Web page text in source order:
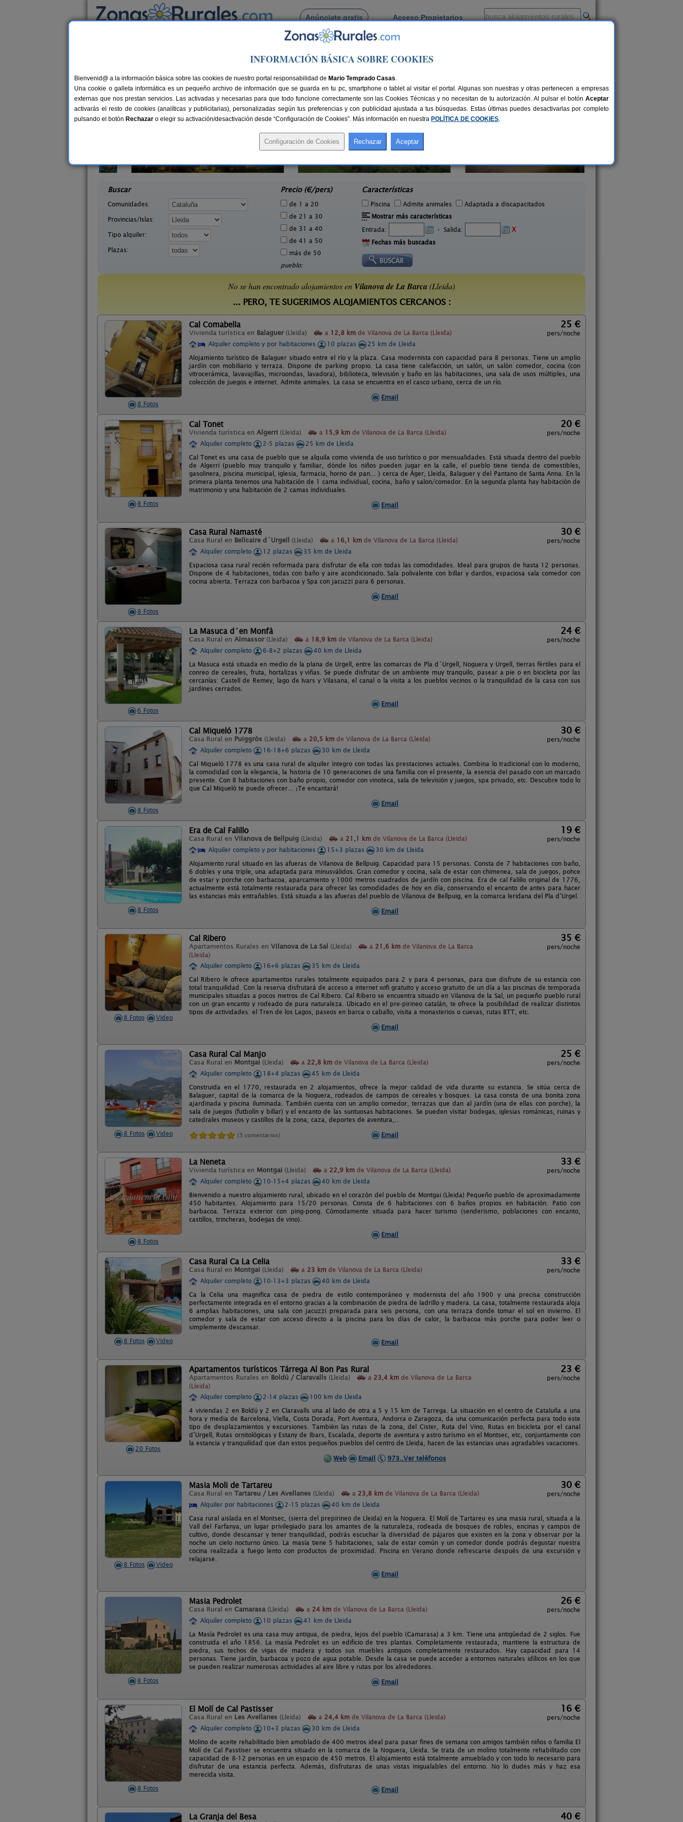
Anúnciate gratis Acceso Propietarios
Busca por pueblo
> Vilanova de La Barca
Casas Rurales cerca de Vilanova de La Barca
25 €
Masia Mas d´en Bosch
Buscar
Comunidades:
Provincias/Islas:
Tipo alquiler:
Plazas:
Precio (€/pers)
de 1 a 20
de 21 a 30
de 31 a 40
de 41 a 50
más de 50
pueblo:
Características
Piscina Admite animales
Adaptada a discapacitados
Mostrar más características
Entrada:
- Salida:
X
Fechas más buscadas
No se han encontrado alojamientos en Vilanova de La Barca (Lleida)
... PERO, TE SUGERIMOS ALOJAMIENTOS CERCANOS :
8 Fotos
Cal Comabella
Vivienda turística en Balaguer (Lleida) a 12,8 km de Vilanova de La Barca (Lleida)
25 €
pers/noche
Alquiler completo y por habitaciones
10 plazas
25 km de Lleida
Alojamiento turístico de Balaguer situado entre el río y la plaza. Casa modernista con capacidad para 8 personas. Tiene un amplio
jardín con mobiliario y terraza. Dispone de parking propio. La casa tiene calefacción, un salón, un salón comedor, cocina (con
vitrocerámica, lavavajillas, microondas, lavadora), biblioteca, televisión y baño en las habitaciones, una sala de usos múltiples, una
colección de juegos e internet. Admite animales. La casa se encuentra en el casco urbano, cerca de un río.
Email
8 Fotos
Cal Tonet
Vivienda turística en Algerri (Lleida) a 15,9 km de Vilanova de La Barca (Lleida)
20 €
pers/noche
Alquiler completo
2-5 plazas
25 km de Lleida
Cal Tonet es una casa de pueblo que se alquila como vivienda de uso turístico o por mensualidades. Está situada dentro del pueblo
de Algerri (pueblo muy tranquilo y familiar, dónde los niños pueden jugar en la calle, el pueblo tiene tienda de comestibles,
gasolinera, piscina municipal, iglesia, farmacia, horno de pan... ) cerca de Áger, Lleida, Balaguer y del Pantano de Santa Anna. En la
primera planta tenemos una habitación de 1 cama individual, cocina, baño y salon/comedor. En la segunda planta hay habitación de
matrimonio y una habitación de 2 camas individuales.
Email
8 Fotos
Casa Rural Namasté
Casa Rural en Bellcaire d´Urgell (Lleida) a 16,1 km de Vilanova de La Barca (Lleida)
30 €
pers/noche
Alquiler completo
12 plazas
35 km de Lleida
Espaciosa casa rural recién reformada para disfrutar de ella con todas las comodidades. Ideal para grupos de hasta 12 personas.
Dispone de 4 habitaciones, todas con baño y aire acondicionado. Sala polivalente con billar y dardos, espaciosa sala comedor con
cocina abierta. Terraza con barbacoa y Spa con jacuzzi para 6 personas.
Email
6 Fotos
La Masuca d´en Monfà
Casa Rural en Almassor (Lleida) a 18,9 km de Vilanova de La Barca (Lleida)
24 €
pers/noche
Alquiler completo
6-8+2 plazas
40 km de Lleida
La Masuca está situada en medio de la plana de Urgell, entre las comarcas de Pla d´Urgell, Noguera y Urgell, tierras fértiles para el
conreo de cereales, fruta, hortalizas y viñas. Se puede disfrutar de un ambiente muy tranquilo, pasear a pie o en bicicleta por las
cercanías: Castell de Remey, lago de Ivars y Vilasana, el canal o la visita a los pueblos vecinos o la tranquilidad de la casa con sus
jardines cerrados.
Email
8 Fotos
Cal Miqueló 1778
Casa Rural en Puiggròs (Lleida) a 20,5 km de Vilanova de La Barca (Lleida)
30 €
pers/noche
Alquiler completo
16-18+6 plazas
30 km de Lleida
Cal Miqueló 1778 es una casa rural de alquiler íntegro con todas las prestaciones actuales. Combina lo tradicional con lo moderno,
la comodidad con la elegancia, la historia de 10 generaciones de una familia con el presente, la esencia del pasado con un marcado
presente. Con 8 habitaciones con baño propio, comedor con vinoteca, sala de televisión y juegos, spa privado, etc. Descubre todo lo
que Cal Miqueló te puede ofrecer… ¡Te encantará!
Email
8 Fotos
Era de Cal Falillo
Casa Rural en Vilanova de Bellpuig (Lleida) a 21,1 km de Vilanova de La Barca (Lleida)
19 €
pers/noche
Alquiler completo y por habitaciones
15+3 plazas
30 km de Lleida
Alojamiento rural situado en las afueras de Vilanova de Bellpuig. Capacidad para 15 personas. Consta de 7 habitaciones con baño,
6 dobles y una triple, una adaptada para minusválidos. Gran comedor y cocina, sala de estar con chimenea, sala de juegos, pohce
de estar y porche con barbacoa, aparcamiento y 1000 metros cuadrados de jardín con piscina. Era de cal Falillo original de 1776,
actualmente está totalmente restaurada para ofrecer las comodidades de hoy en día, conservando el encanto de antes para hacer
las estancias más entrañables. Está situada a las afueras del pueblo de Vilanova de Bellpuig, en la comarca leridana del Pla d’Urgel.
Email
8 Fotos Video
Cal Ribero
Apartamentos Rurales en Vilanova de La Sal (Lleida) a 21,6 km de Vilanova de La Barca
(Lleida)
35 €
pers/noche
Alquiler completo 16+6 plazas
35 km de Lleida
Cal Ribero le ofrece apartamentos rurales totalmente equipados para 2 y para 4 personas, para que disfrute de su estancia con
total tranquilidad. Con la reserva disfrutará de acceso a internet wifi gratuito y acceso gratuito de un día a las piscinas de temporada
municipales situadas a pocos metros de Cal Ribero. Cal Ribero se encuentra situado en Vilanova de la Sal, un pequeño pueblo rural
con un gran encanto y rodeado de pura naturaleza. Ubicado en el pre-pirineo catalán, te ofrece la posibilidad de realizar distintos
tipos de actividades: el Tren de los Lagos, paseos en barca o caballo, visita a monasterios o cuevas, rutas BTT, etc.
Email
8 Fotos Video
Casa Rural Cal Manjo
Casa Rural en Montgai (Lleida) a 22,8 km de Vilanova de La Barca (Lleida)
25 €
pers/noche
Alquiler completo
18+4 plazas
45 km de Lleida
Construida en el 1770, restaurada en 2 alojamientos, ofrece la mejor calidad de vida durante su estancia. Se sitúa cerca de
Balaguer, capital de la comarca de la Noguera, rodeados de campos de cereales y bosques. La casa consta de una bonita zona
ajardinada y piscina iluminada. También cuenta con un amplio comedor, terrazas que dan al jardín (una de ellas con porche), la
sala de juegos (futbolín y billar) y el encanto de las suntuosas habitaciones. Se pueden visitar bodegas, iglesias románicas, ruinas y
catedrales museos y castillos de la zona, caza, deportes de aventura,..
(3 comentarios) Email
8 Fotos
La Neneta
Vivienda turística en Montgai (Lleida) a 22,9 km de Vilanova de La Barca (Lleida)
33 €
pers/noche
Alquiler completo
10-15+4 plazas
40 km de Lleida
Bienvenido a nuestro alojamiento rural, ubicado en el corazón del pueblo de Montgai (Lleida) Pequeño pueblo de aproximadamente
450 habitantes. Alojamiento para 15/20 personas. Consta de 6 habitaciones con 6 baños propios en habitación. Patio con
barbacoa. Terraza exterior con ping-pong. Cómodamente situada para hacer turismo (senderismo, poblaciones con encanto,
castillos, trincheras, bodegas de vino).
Email
8 Fotos Video
Casa Rural Ca La Celia
Casa Rural en Montgai (Lleida) a 23 km de Vilanova de La Barca (Lleida)
33 €
pers/noche
Alquiler completo
10-13+3 plazas
40 km de Lleida
Ca la Celia una magnifica casa de piedra de estilo contemporáneo y modernista del año 1900 y una precisa construcción
perfectamente integrada en el entorno gracias a la combinación de piedra de ladrillo y madera. La casa, totalmente restaurada aloja
6 amplias habitaciones, una sala con jacuzzi preparada para seis persona, con una terraza donde tomar el sol en invierno. El
comedor y sala de estar con acceso directo a la piscina para los días de calor, la barbacoa más porche para poder leer o
simplemente descansar.
Email
20 Fotos
Apartamentos turísticos Tárrega Al Bon Pas Rural
Apartamentos Rurales en Boldú / Claravalls (Lleida) a 23,4 km de Vilanova de La Barca
(Lleida)
23 €
pers/noche
Alquiler completo 2-14 plazas
100 km de Lleida
4 viviendas 2 en Boldú y 2 en Claravalls una al lado de otra a 5 y 15 km de Tarrega. La situación en el centro de Cataluña a una
hora y media de Barcelona, Viella, Costa Dorada, Port Aventura, Andorra o Zaragoza, da una comunicación perfecta para todo este
tipo de desplazamientos y excursiones. También las rutas de la zona, del Cister, Ruta del Vino, Rutas en bicicleta por el canal
d’Urgell, Rutas ornitológicas y Estany de Ibars, Escalada, deporte de aventura y astro turismo en el Montsec, etc, conjuntamente con
la estancia y tranquilidad que dan estos pequeños pueblos del centro de Lleida, hacen de las estancias unas agradables vacaciones.
Web
Email 973..Ver teléfonos
8 Fotos Video
Masia Moli de Tartareu
Casa Rural en Tartareu / Les Avellanes (Lleida) a 23,8 km de Vilanova de La Barca (Lleida)
30 €
pers/noche
Alquiler por habitaciones
2-15 plazas
40 km de Lleida
Casa rural aislada en el Montsec, (sierra del prepirineo de Lleida) en la Noguera. El Molí de Tartareu es una masia rural, situada a la
Vall del Farfanya, un lugar privilegiado para los amantes de la naturaleza, rodeada de bosques de robles, encinas y campos de
cultivo, donde descansar y tener tranquilidad, podrás escuchar la diversidad de pájaros que existen en la zona y observar por la
noche un cielo nocturno único. La masía tiene 5 habitaciones, sala de estar común y un comedor donde podrás degustar nuestra
cocina realizada a fuego lento con productos de proximidad. Piscina en Verano donde refrescarse después de una excursión y
relajarse.
Email
8 Fotos
Masia Pedrolet
Casa Rural en Camarasa (Lleida) a 24 km de Vilanova de La Barca (Lleida)
26 €
pers/noche
Alquiler completo
10 plazas
41 km de Lleida
La Masía Pedrolet es una casa muy antigua, de piedra, lejos del pueblo (Camarasa) a 3 km. Tiene una antigüedad de 2 siglos. Fue
construida el año 1856. La masía Pedrolet es un edificio de tres plantas. Completamente restaurada, mantiene la estructura de
piedra, sus techos de vigas de madera y todos sus muebles antiguos completamente restaurados. Hay capacidad para 14
personas. Tiene jardín, barbacoa y pozo de agua potable. Desde la casa se puede acceder a entornos naturales idílicos en los que
se pueden realizar numerosas actividades al aire libre y rutas por los alrededores.
Email
8 Fotos
El Molí de Cal Pastisser
Casa Rural en Les Avellanes (Lleida) a 24,4 km de Vilanova de La Barca (Lleida)
16 €
pers/noche
Alquiler completo
10+3 plazas
30 km de Lleida
Molino de aceite rehabilitado bien amoblado de 400 metros ideal para pasar fines de semana con amigos también niños o familia El
Molí de Cal Passtiser se encuentra situado en la comarca de la Noguera, Lleida. Se trata de un molino totalmente rehabilitado con
capacidad de 8-12 personas en un espacio de 450 metros. El alojamiento está totalmente amueblado y con todo lo necesario para
disfrutar de una estancia perfecta. Además, disfrutaras de unas vistas inigualables del entorno. No lo dudes más y haz esa
merecida visita.
Email
La Granja del Besa 40 €
INFORMACIÓN BÁSICA SOBRE COOKIES
Bienvenid@ a la información básica sobre las cookies de nuestro portal responsabilidad de Mario Temprado Casas.
Una cookie o galleta informática es un pequeño archivo de información que se guarda en tu pc, smartphone o tablet al visitar el portal. Algunas son nuestras y otras pertenecen a empresas
externas que nos prestan servicios. Las activadas y necesarias para que todo funcione correctamente son las Cookies Técnicas y no necesitan de tu autorización. Al pulsar el botón Aceptar
activarás el resto de cookies (analíticas y publicitarias), personalizadas según tus preferencias y con publicidad ajustada a tus búsquedas. Estas últimas puedes desactivarlas por completo
pulsando el botón Rechazar o elegir su activación/desactivación desde “Configuración de Cookies”. Más información en nuestra POLÍTICA DE COOKIES.